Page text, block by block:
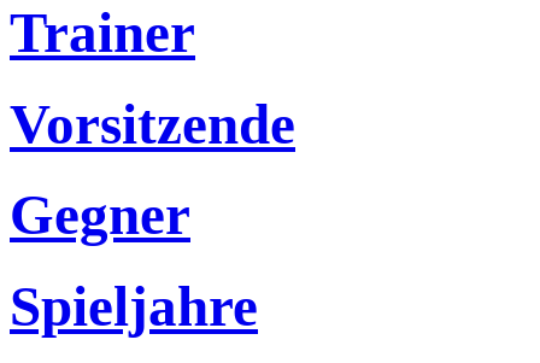
Trainer
Vorsitzende
Gegner
Spieljahre